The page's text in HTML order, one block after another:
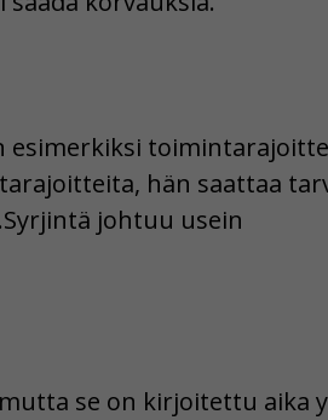
esimerkiksi
hän saattaa
johtuu usein
se on kirjoitettu aika